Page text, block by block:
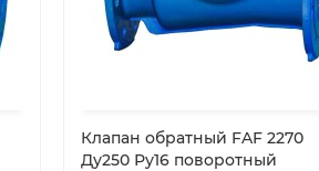
Клапан обратный FAF 2270
Ду250 Ру16 поворотный